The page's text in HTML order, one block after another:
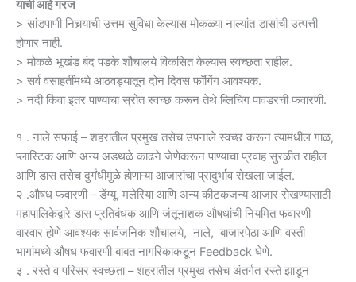
याची आहे गरज
> सांडपाणी निचर्‍याची उत्तम सुविधा केल्यास मोकळ्या नाल्यांत डासांची उत्पत्ती
होणार नाही.
> मोकळे भूखंड बंद पडके शौचालये विकसित केल्यास स्वच्छता राहील.
> सर्व वसाहतींमध्ये आठवड्यातून दोन दिवस फॉगिंग आवश्यक.
> नदी किंवा इतर पाण्याचा स्रोत स्वच्छ करून तेथे ब्लिचिंग पावडरची फवारणी.
१ . नाले सफाई – शहरातील प्रमुख तसेच उपनाले स्वच्छ करून त्यामधील गाळ,
प्लास्टिक आणि अन्य अडथळे काढने जेणेकरून पाण्याचा प्रवाह सुरळीत राहील
आणि डास तसेच दुर्गंधीमुळे होणाऱ्या आजारांचा प्रादुर्भाव रोखला जाईल.
२ .औषध फवारणी – डेंग्यू, मलेरिया आणि अन्य कीटकजन्य आजार रोखण्यासाठी
महापालिकेद्वारे डास प्रतिबंधक आणि जंतूनाशक औषधांची नियमित फवारणी
वारवार होणे आवश्यक सार्वजनिक शौचालये, नाले, बाजारपेठा आणि वस्ती
भागांमध्ये औषध फवारणी बाबत नागरिकाकडून Feedback घेणे.
३ . रस्ते व परिसर स्वच्छता – शहरातील प्रमुख तसेच अंतर्गत रस्ते झाडून